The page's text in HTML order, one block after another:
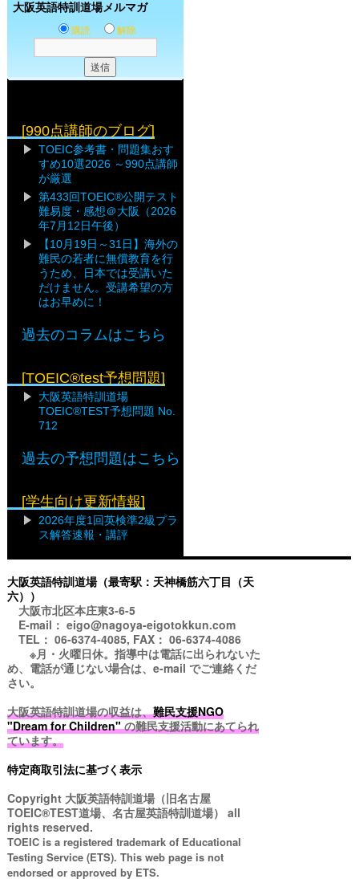
大阪英語特訓道場メルマガ
購読 解除
[990点講師のブログ]
TOEIC参考書・問題集おす
すめ10選2026 ～990点講師
が厳選
第433回TOEIC®公開テスト
難易度・感想＠大阪（2026
年7月12日午後）
【10月19日～31日】海外の
難民の若者に無償教育を行
うため、日本では受講いた
だけません。受講希望の方
はお早めに！
過去のコラムはこちら
[TOEIC®test予想問題]
大阪英語特訓道場
TOEIC®TEST予想問題 No.
712
過去の予想問題はこちら
[学生向け更新情報]
2026年度1回英検準2級プラ
ス解答速報・講評
大阪英語特訓道場（最寄駅：天神橋筋六丁目（天
六））
大阪市北区本庄東3-6-5
E-mail： eigo@nagoya-eigotokkun.com
TEL： 06-6374-4085, FAX： 06-6374-4086
※月・火曜日休。指導中は電話に出られないた
め、電話が通じない場合は、e-mail でご連絡くだ
さい。
大阪英語特訓道場の収益は、難民支援NGO
"Dream for Children"の難民支援活動にあてられ
ています。
特定商取引法に基づく表示
Copyright 大阪英語特訓道場（旧名古屋
TOEIC®TEST道場、名古屋英語特訓道場） all
rights reserved.
TOEIC is a registered trademark of Educational
Testing Service (ETS). This web page is not
endorsed or approved by ETS.